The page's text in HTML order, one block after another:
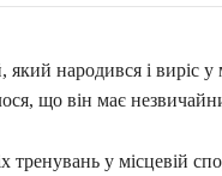
народився і виріс
що він має
тренувань у місцевій